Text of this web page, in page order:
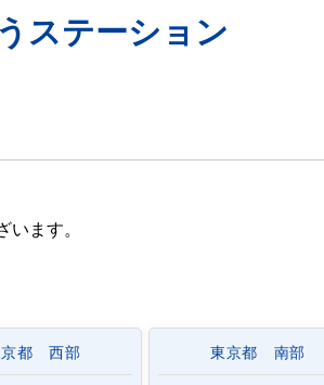
ステーション
ます。
京都 西部 東京都 南部